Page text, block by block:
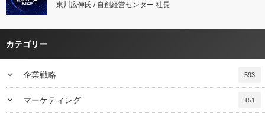
東川広伸氏 / 自創経営センター 社長
カテゴリー
keyboard_arrow_down 企業戦略 593
keyboard_arrow_down マーケティング 151